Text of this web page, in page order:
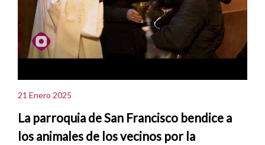
21 Enero 2025
La parroquia de San Francisco bendice a
los animales de los vecinos por la